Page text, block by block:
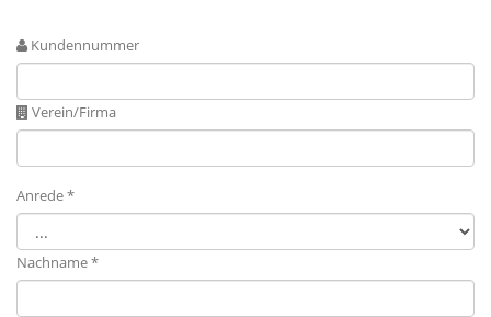
Kundennummer
Verein/Firma
Anrede *
Nachname *